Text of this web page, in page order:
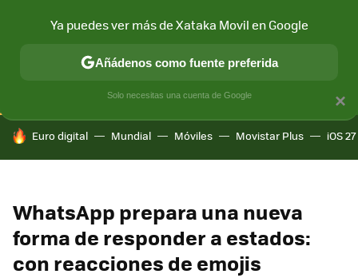
CONECTIVIDAD MÓVIL Y SOCIEDAD APLICACIONES
HOY SE HABLA DE
Euro digital Mundial Móviles Movistar Plus iOS 27
WhatsApp prepara una nueva
forma de responder a estados:
con reacciones de emojis
×
Ya puedes ver más de Xataka Movil en Google
Añádenos como fuente preferida
Solo necesitas una cuenta de Google